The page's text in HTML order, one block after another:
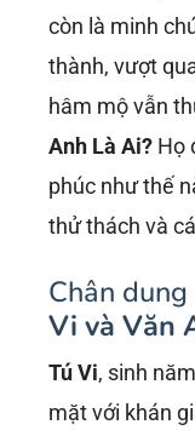
còn là minh
thành, vượt
hâm mộ vẫn
Anh Là Ai? Họ
phúc như thế
thử thách và
Chân
Vi và Văn
Tú Vi, sinh
mặt với khán